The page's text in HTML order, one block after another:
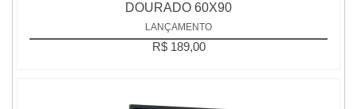
DOURADO 60X90
LANÇAMENTO
R$ 189,00